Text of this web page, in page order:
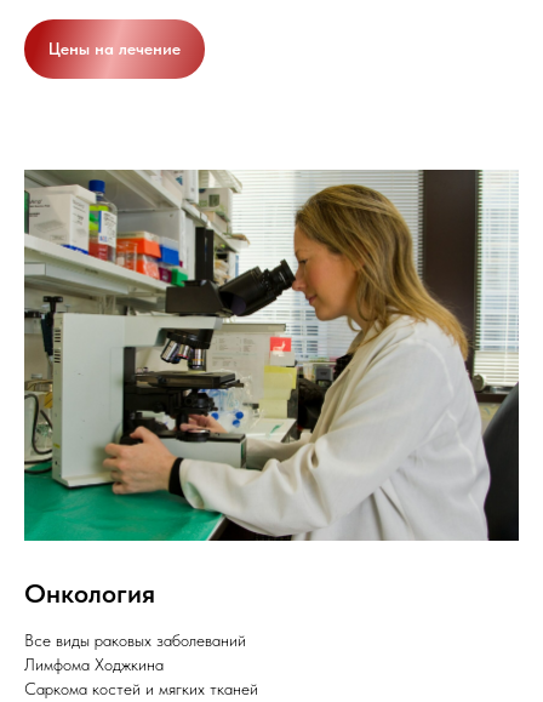
Цены на лечение
Онкология
Все виды раковых заболеваний
Лимфома Ходжкина
Саркома костей и мягких тканей